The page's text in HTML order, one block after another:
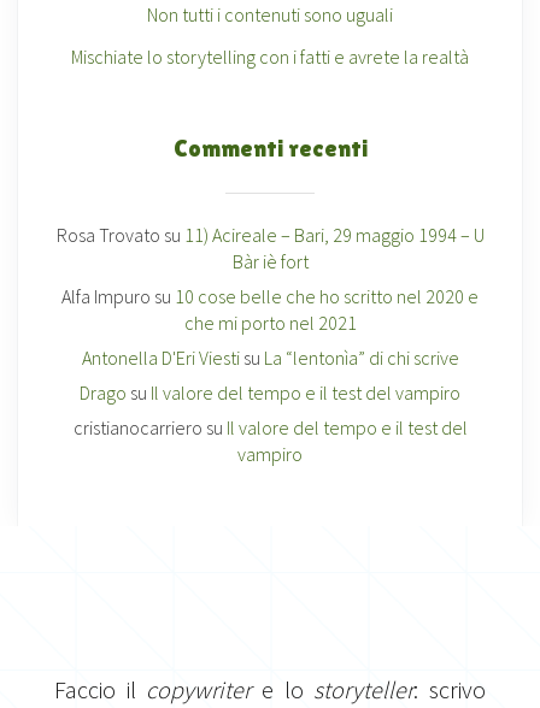
Non tutti i contenuti sono uguali
Mischiate lo storytelling con i fatti e avrete la realtà
Commenti recenti
Rosa Trovato su 11) Acireale – Bari, 29 maggio 1994 – U
Bàr iè fort
Alfa Impuro su 10 cose belle che ho scritto nel 2020 e
che mi porto nel 2021
Antonella D'Eri Viestisu La “lentonìa” di chi scrive
Drago su Il valore del tempo e il test del vampiro
cristianocarriero su Il valore del tempo e il test del
vampiro
Faccio il copywritere lo storyteller: scrivo